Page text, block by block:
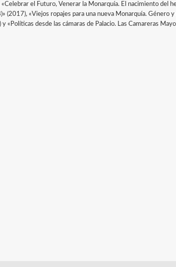
el Futuro, Venerar la Monarquía. El nacimiento del
(2017), «Viejos ropajes para una nueva Monarquía. Género
«Políticas desde las cámaras de Palacio. Las Camareras